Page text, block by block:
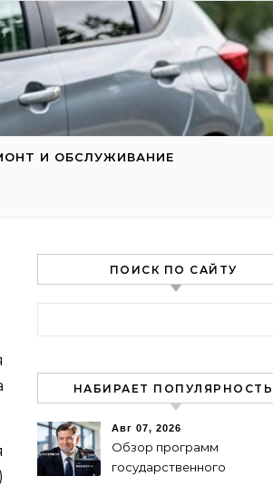
И ОБСЛУЖИВАНИЕ
ПОИСК ПО САЙТУ
НАБИРАЕТ ПОПУЛЯРНОСТЬ
Авг 07, 2026
Обзор программ
государственного